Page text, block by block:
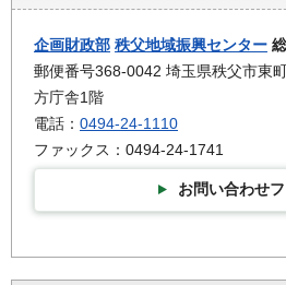
企画財政部 秩父地域振興センター
郵便番号368-0042 埼玉県秩父市東
方庁舎1階
電話： 0494-24-1110
ファックス：0494-24-1741
お問い合わせ